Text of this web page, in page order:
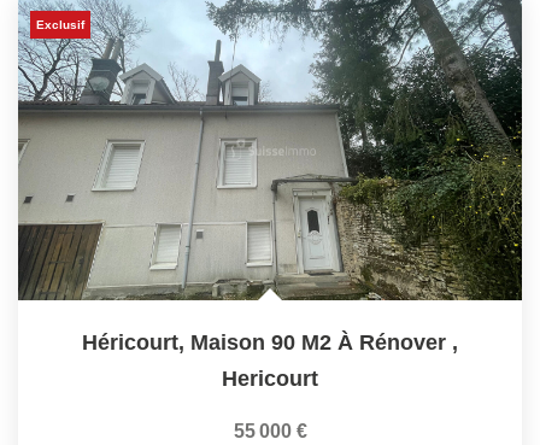
Exclusif
Héricourt, Maison 90 M2 À Rénover ,
Hericourt
55 000 €